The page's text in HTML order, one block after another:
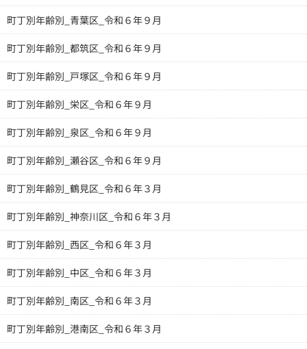
町丁別年齢別_青葉区_令和６年９月
町丁別年齢別_都筑区_令和６年９月
町丁別年齢別_戸塚区_令和６年９月
町丁別年齢別_栄区_令和６年９月
町丁別年齢別_泉区_令和６年９月
町丁別年齢別_瀬谷区_令和６年９月
町丁別年齢別_鶴見区_令和６年３月
町丁別年齢別_神奈川区_令和６年３月
町丁別年齢別_西区_令和６年３月
町丁別年齢別_中区_令和６年３月
町丁別年齢別_南区_令和６年３月
町丁別年齢別_港南区_令和６年３月